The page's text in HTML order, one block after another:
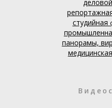
панорамы,